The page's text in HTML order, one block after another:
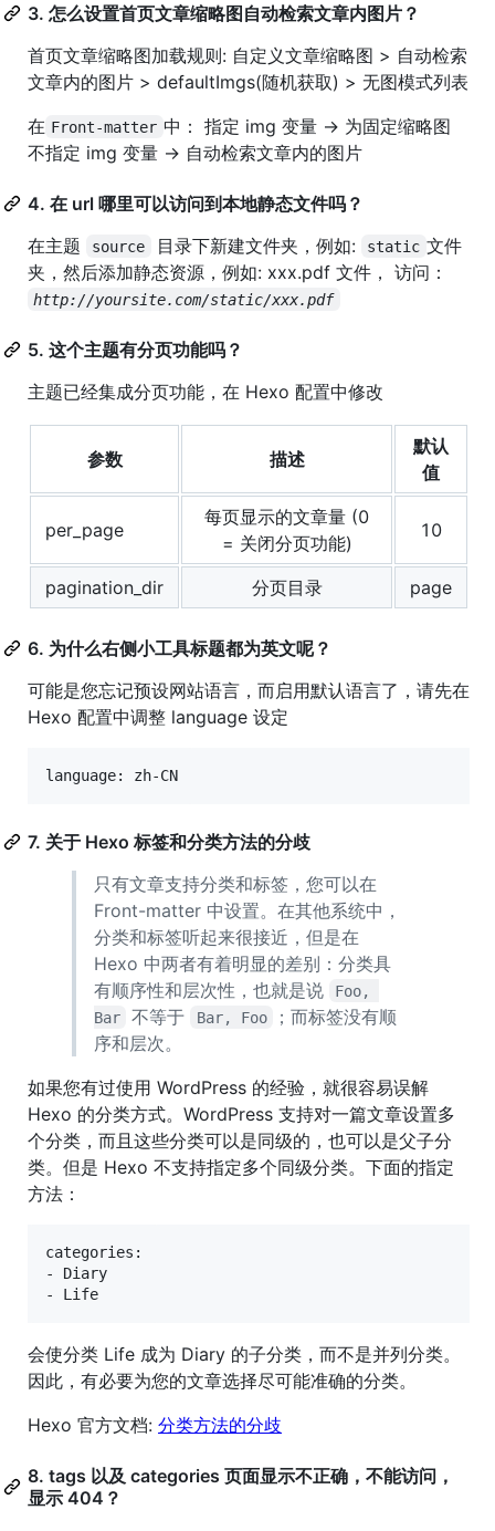
3. 怎么设置首页文章缩略图自动检索文章内图片？
首页文章缩略图加载规则: 自定义文章缩略图 > 自动检索
文章内的图片 > defaultImgs(随机获取) > 无图模式列表
在 Front-matter 中： 指定 img 变量 -> 为固定缩略图
不指定 img 变量 -> 自动检索文章内的图片
4. 在 url 哪里可以访问到本地静态文件吗？
在主题
source 目录下新建文件夹，例如: static 文件
夹，然后添加静态资源，例如: xxx.pdf 文件， 访问：
http://yoursite.com/static/xxx.pdf
5. 这个主题有分页功能吗？
主题已经集成分页功能，在 Hexo 配置中修改
参数 描述
默认
值
per_page
每页显示的文章量 (0
= 关闭分页功能)
10
pagination_dir 分页目录 page
6. 为什么右侧小工具标题都为英文呢？
可能是您忘记预设网站语言，而启用默认语言了，请先在
Hexo 配置中调整 language 设定
language: zh-CN
7. 关于 Hexo 标签和分类方法的分歧
只有文章支持分类和标签，您可以在
Front-matter 中设置。在其他系统中，
分类和标签听起来很接近，但是在
Hexo 中两者有着明显的差别：分类具
有顺序性和层次性，也就是说
Foo,
Bar
不等于 Bar, Foo
；而标签没有顺
序和层次。
如果您有过使用 WordPress 的经验，就很容易误解
Hexo 的分类方式。WordPress 支持对一篇文章设置多
个分类，而且这些分类可以是同级的，也可以是父子分
类。但是 Hexo 不支持指定多个同级分类。下面的指定
方法：
categories:
- Diary
- Life
会使分类 Life 成为 Diary 的子分类，而不是并列分类。
因此，有必要为您的文章选择尽可能准确的分类。
Hexo 官方文档: 分类方法的分歧
8. tags 以及 categories 页面显示不正确，不能访问，
显示 404？